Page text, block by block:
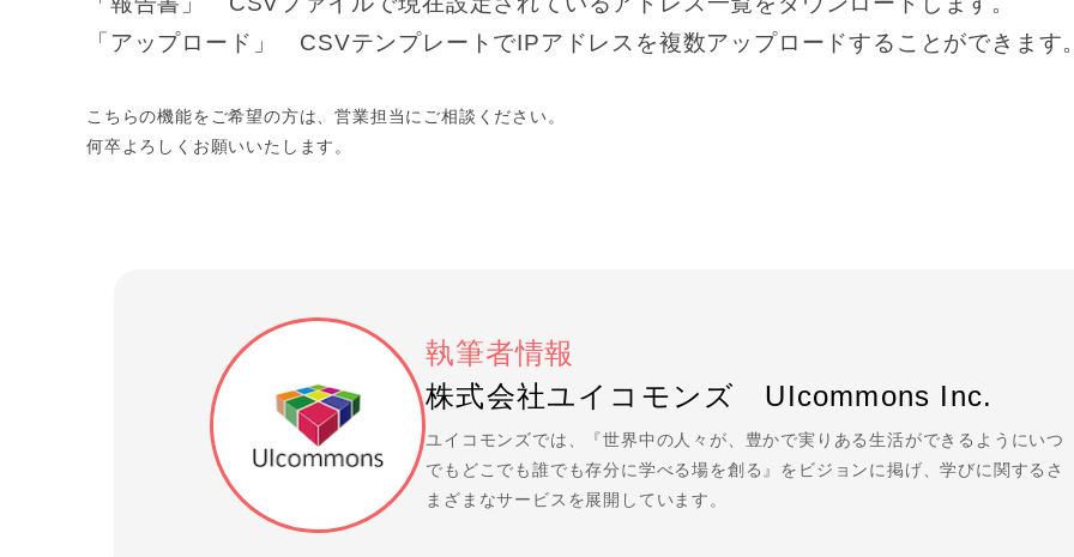
「アップロード」 CSVテンプレートでIPアドレスを複数アップロードすることができます
こちらの機能をご希望の方は、営業担当にご相談ください。
何卒よろしくお願いいたします。
執筆者情報
株式会社ユイコモンズ UIcommons Inc.
ユイコモンズでは、『世界中の人々が、豊かで実りある生活ができるようにいつ
でもどこでも誰でも存分に学べる場を創る』をビジョンに掲げ、学びに関するさ
まざまなサービスを展開しています。